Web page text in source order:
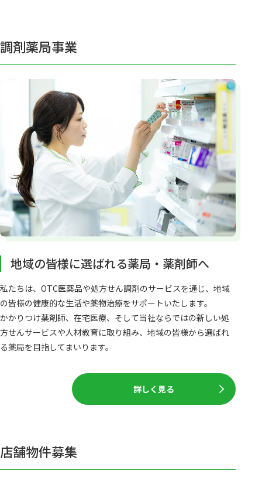
調剤薬局事業
地域の皆様に選ばれる薬局・薬剤師へ
私たちは、OTC医薬品や処方せん調剤のサービスを通じ、地域
の皆様の健康的な生活や薬物治療をサポートいたします。
かかりつけ薬剤師、在宅医療、そして当社ならではの新しい処
方せんサービスや人材教育に取り組み、地域の皆様から選ばれ
る薬局を目指してまいります。
詳しく見る
店舗物件募集